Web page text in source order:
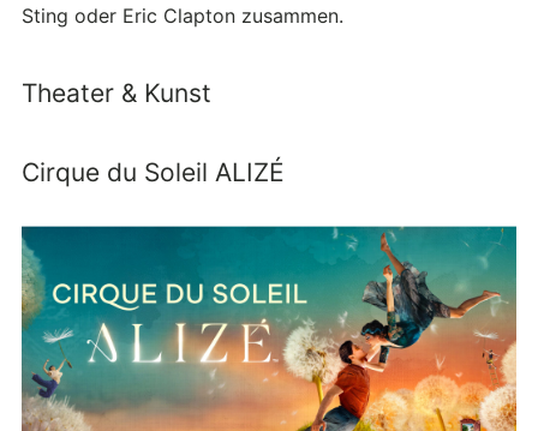
Sting oder Eric Clapton zusammen.
Theater & Kunst
Cirque du Soleil ALIZÉ